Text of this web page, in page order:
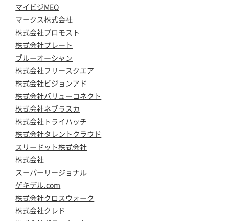
マイビジMEO
マークス株式会社
株式会社プロモスト
株式会社プレート
ブルーオーシャン
株式会社フリースクエア
株式会社ビジョンアド
株式会社バリューコネクト
株式会社ネブラスカ
株式会社トライハッチ
株式会社タレントクラウド
スリードット株式会社
株式会社
スーパーリージョナル
ゲキデル.com
株式会社クロスウォーク
株式会社クレド